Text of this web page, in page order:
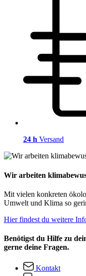
24 h Versand
Wir arbeiten
Mit vielen konkreten
Umwelt und Klima so
Hier findest du weitere
Benötigst du Hilfe zu
gerne deine Fragen.
Kontakt